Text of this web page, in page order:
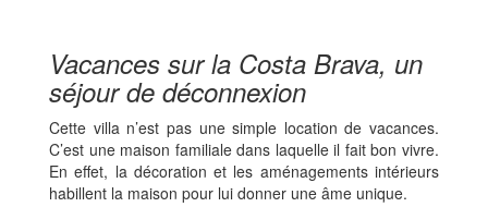
Vacances sur la Costa Brava, un
séjour de déconnexion
Cette villa n’est pas une simple location de vacances.
C’est une maison familiale dans laquelle il fait bon vivre.
En effet, la décoration et les aménagements intérieurs
habillent la maison pour lui donner une âme unique.